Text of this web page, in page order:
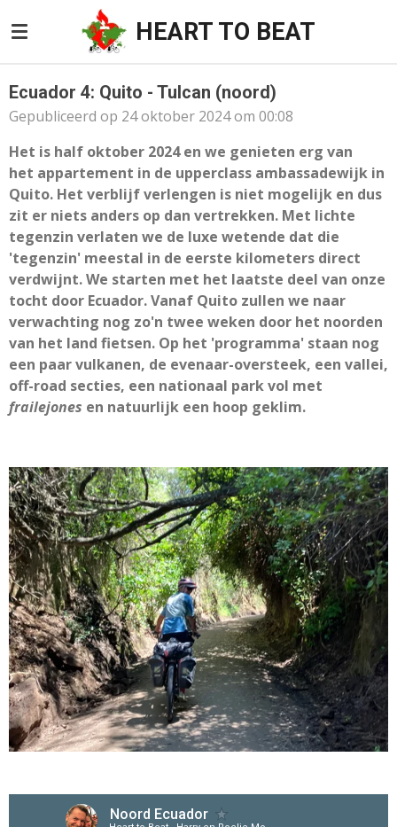
direct
de
hoofdinhoud
HEART TO BEAT
Ecuador 4: Quito - Tulcan (noord)
Gepubliceerd op 24 oktober 2024 om 00:08
Het is half oktober 2024 en we genieten erg van
het appartement in de upperclass ambassadewijk in
Quito. Het verblijf verlengen is niet mogelijk en dus
zit er niets anders op dan vertrekken. Met lichte
tegenzin verlaten we de luxe wetende dat die
'tegenzin' meestal in de eerste kilometers direct
verdwijnt. We starten met het laatste deel van onze
tocht door Ecuador. Vanaf Quito zullen we naar
verwachting nog zo'n twee weken door het noorden
van het land fietsen. Op het 'programma' staan nog
een paar vulkanen, de evenaar-oversteek, een vallei,
off-road secties, een nationaal park vol met
frailejones en natuurlijk een hoop geklim.